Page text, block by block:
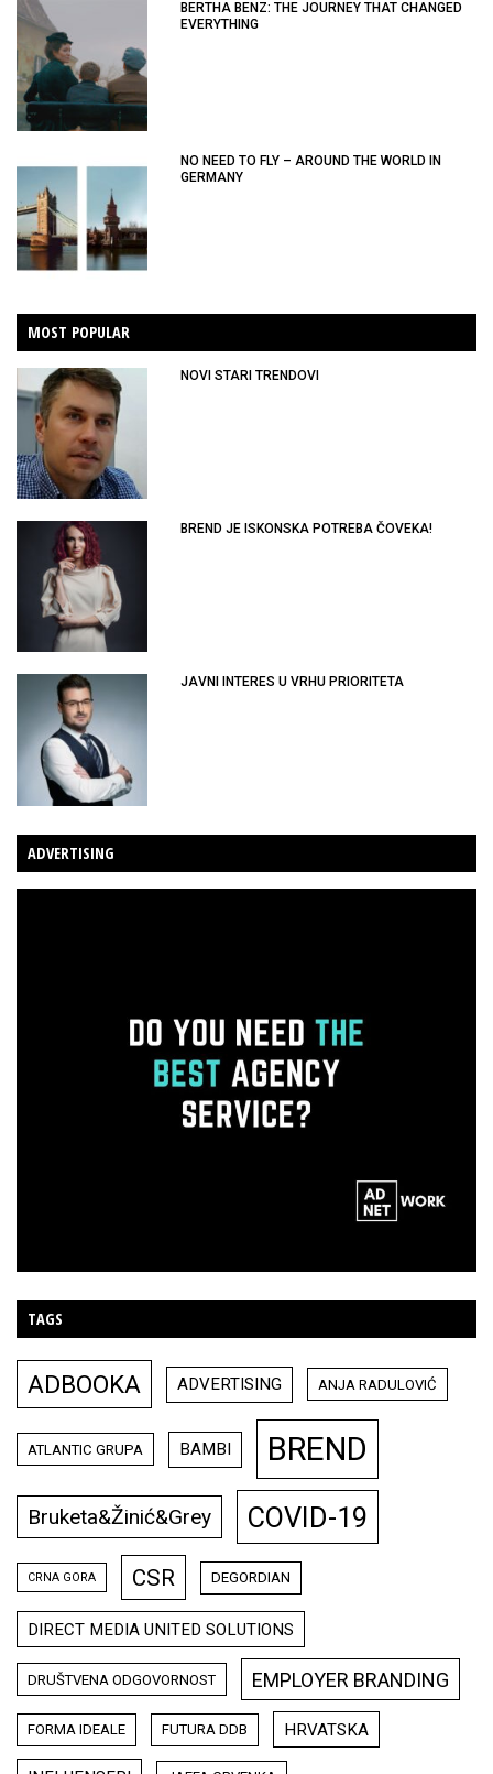
BERTHA BENZ: THE JOURNEY THAT CHANGED
EVERYTHING
NO NEED TO FLY – AROUND THE WORLD IN
GERMANY
MOST POPULAR
NOVI STARI TRENDOVI
BREND JE ISKONSKA POTREBA ČOVEKA!
JAVNI INTERES U VRHU PRIORITETA
ADVERTISING
TAGS
ADBOOKA ADVERTISING ANJA RADULOVIĆ
ATLANTIC GRUPA BAMBI BREND
Bruketa&Žinić&Grey COVID-19
CRNA GORA CSR DEGORDIAN
DIRECT MEDIA UNITED SOLUTIONS
DRUŠTVENA ODGOVORNOST EMPLOYER BRANDING
FORMA IDEALE FUTURA DDB HRVATSKA